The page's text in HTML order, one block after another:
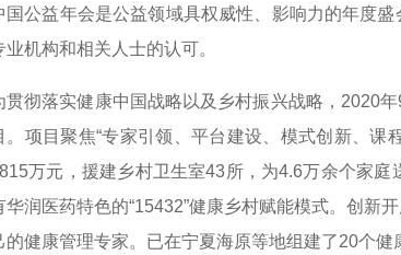
国公益年会是公益领域具权威性、影响力的年度盛
业机构和相关人士的认可。
贯彻落实健康中国战略以及乡村振兴战略， 2020年
。项目聚焦“专家引领、平台建设、模式创新、
万元，援建乡村卫生室43所，为4.6万余个家庭
华润医药特色的“15432”健康乡村赋能模式。创新
的健康管理专家。已在宁夏海原等地组建了20个健